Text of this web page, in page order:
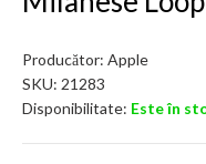
Producător: Apple
SKU: 21283
Disponibilitate: Este în